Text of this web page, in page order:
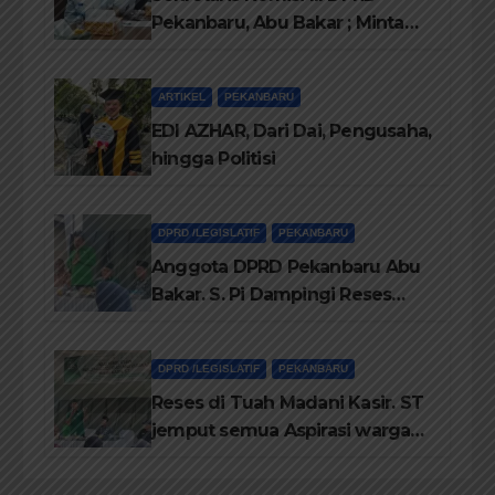
Pekanbaru, Abu Bakar ; Minta
dan SMP Swasta
ARTIKEL PEKANBARU
EDI AZHAR, Dari Dai, Pengusaha,
hingga Politisi
DPRD /LEGISLATIF PEKANBARU
Anggota DPRD Pekanbaru Abu
Bakar. S. Pi Dampingi Reses
DPRD /LEGISLATIF PEKANBARU
Reses di Tuah Madani Kasir. ST
jemput semua Aspirasi warga